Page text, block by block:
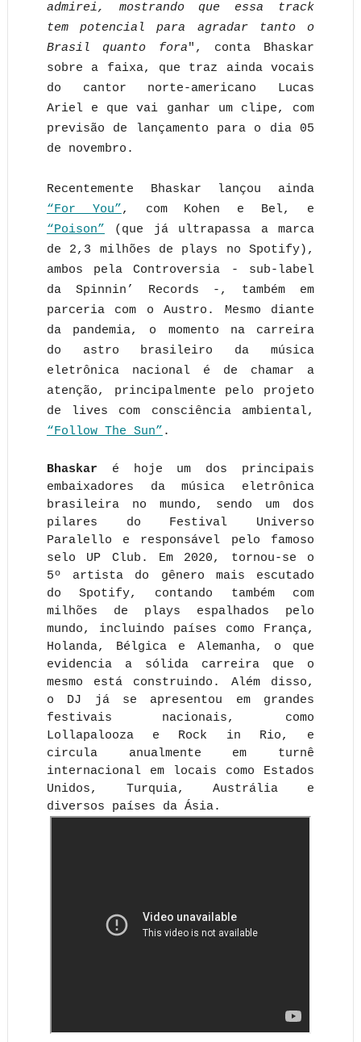
admirei, mostrando que essa track
tem potencial para agradar tanto o
Brasil quanto fora", conta Bhaskar
sobre a faixa, que traz ainda vocais
do cantor norte-americano Lucas
Ariel e que vai ganhar um clipe, com
previsão de lançamento para o dia 05
de novembro.
Recentemente Bhaskar lançou ainda
“For You” , com Kohen e Bel, e
“Poison”
(que já ultrapassa a marca
de 2,3 milhões de plays no Spotify),
ambos pela Controversia - sub-label
da Spinnin’ Records -, também em
parceria com o Austro. Mesmo diante
da pandemia, o momento na carreira
do astro brasileiro da música
eletrônica nacional é de chamar a
atenção, principalmente pelo projeto
de lives com consciência ambiental,
“Follow The Sun” .
Bhaskar é hoje um dos principais
embaixadores da música eletrônica
brasileira no mundo, sendo um dos
pilares do Festival Universo
Paralello e responsável pelo famoso
selo UP Club. Em 2020, tornou-se o
5º artista do gênero mais escutado
do Spotify, contando também com
milhões de plays espalhados pelo
mundo, incluindo países como França,
Holanda, Bélgica e Alemanha, o que
evidencia a sólida carreira que o
mesmo está construindo. Além disso,
o DJ já se apresentou em grandes
festivais nacionais, como
Lollapalooza e Rock in Rio, e
circula anualmente em turnê
internacional em locais como Estados
Unidos, Turquia, Austrália e
diversos países da Ásia.